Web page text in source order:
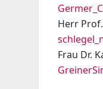
Herr
Frau Dr.